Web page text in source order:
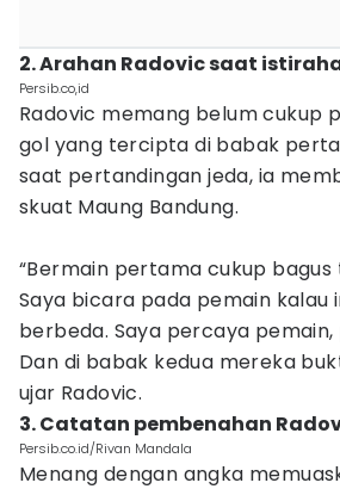
2. Arahan Radovic saat
Persib.co,id
Radovic memang belum cukup
gol yang tercipta di babak
saat pertandingan jeda, ia
skuat Maung Bandung.
“Bermain pertama cukup bagus
Saya bicara pada pemain kalau
berbeda. Saya percaya
Dan di babak kedua mereka
ujar Radovic.
3. Catatan pembenahan
Persib.co.id/Rivan Mandala
Menang dengan angka